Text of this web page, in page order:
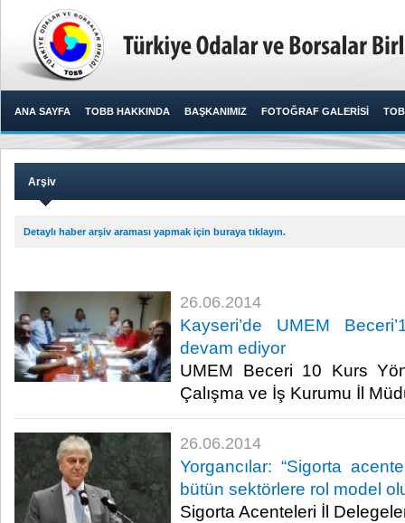
ANA SAYFA TOBB HAKKINDA BAŞKANIMIZ FOTOĞRAF GALERİSİ
Arşiv
Detaylı haber arşiv araması yapmak için buraya tıklayın.
26.06.2014
Kayseri’de UMEM
devam ediyor
UMEM Beceri 10 Kurs
Çalışma ve İş Kurumu İl
26.06.2014
Yorgancılar: “Sigorta
bütün sektörlere rol model
Sigorta Acenteleri İl